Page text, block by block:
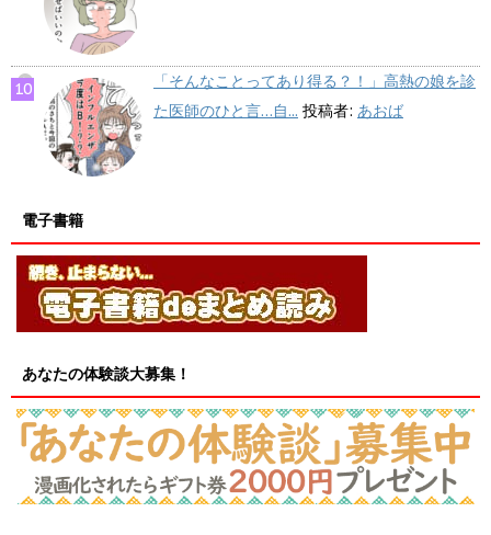
「そんなことってあり得る？！」高熱の娘を診
た医師のひと言…自... 投稿者: あおば
電子書籍
あなたの体験談大募集！